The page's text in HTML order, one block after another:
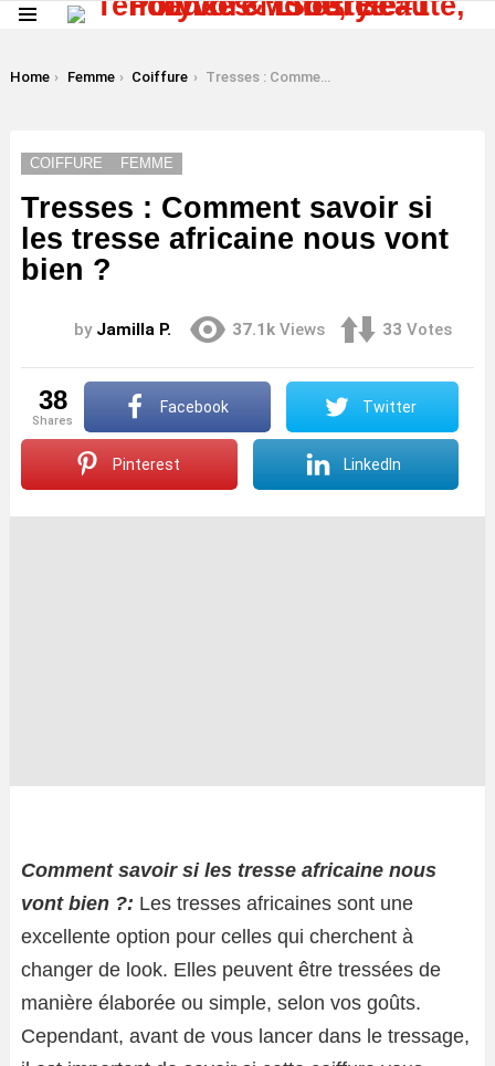
You are here:
Home Femme Coiffure Tresses : Comment savoir si les tresse africaine nous vont bien ?
COIFFURE FEMME
Tresses : Comment savoir si
les tresse africaine nous vont
bien ?
by Jamilla P. 37.1k Views 33 Votes
38
shares
Facebook Twitter
Pinterest LinkedIn
Comment savoir si les tresse africaine nous
vont bien ?: Les tresses africaines sont une
excellente option pour celles qui cherchent à
changer de look. Elles peuvent être tressées de
manière élaborée ou simple, selon vos goûts.
Cependant, avant de vous lancer dans le tressage,